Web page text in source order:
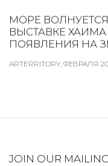
МОРЕ
ВЫСТАВКЕ
ПОЯВЛЕНИЯ НА
ARTERRITORY, ФЕВРАЛЯ
JOIN OUR